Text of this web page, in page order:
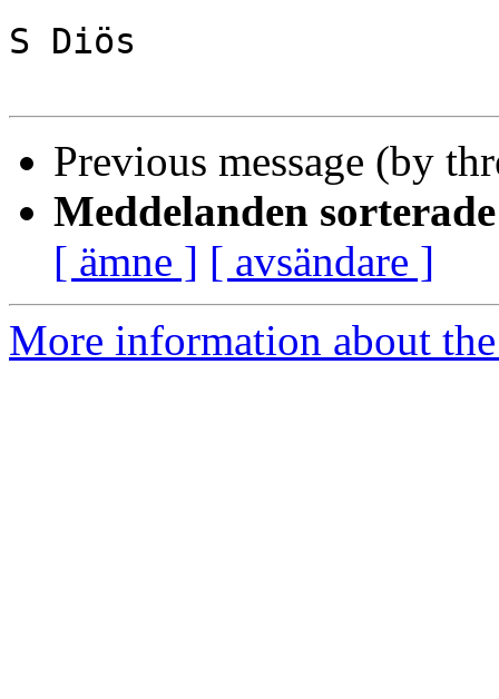
S Diös
Previous message (by
Meddelanden
[ ämne ] [ avsändare ]
More information about